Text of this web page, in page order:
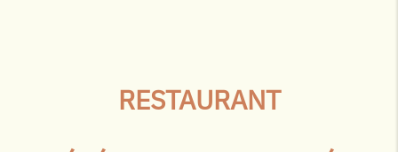
RESTAURANT